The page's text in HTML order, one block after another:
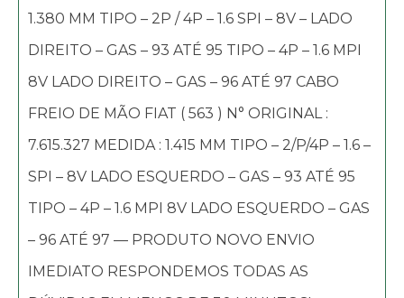
1.380 MM TIPO – 2P / 4P – 1.6 SPI – 8V – LADO
DIREITO – GAS – 93 ATÉ 95 TIPO – 4P – 1.6 MPI
8V LADO DIREITO – GAS – 96 ATÉ 97 CABO
FREIO DE MÃO FIAT ( 563 ) N° ORIGINAL :
7.615.327 MEDIDA : 1.415 MM TIPO – 2/P/4P – 1.6 –
SPI – 8V LADO ESQUERDO – GAS – 93 ATÉ 95
TIPO – 4P – 1.6 MPI 8V LADO ESQUERDO – GAS
– 96 ATÉ 97 — PRODUTO NOVO ENVIO
IMEDIATO RESPONDEMOS TODAS AS